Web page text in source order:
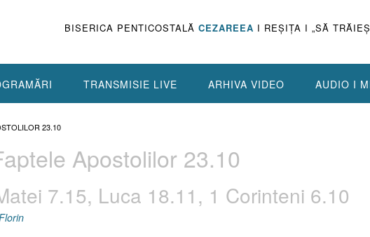
BISERICA PENTICOSTALĂ CEZAREEA I REŞIŢA I „SĂ
TRANSMISIE LIVE ARHIVA VIDEO AUDIO I
23.10
Apostolilor 23.10
7.15, Luca 18.11, 1 Corinteni 6.10